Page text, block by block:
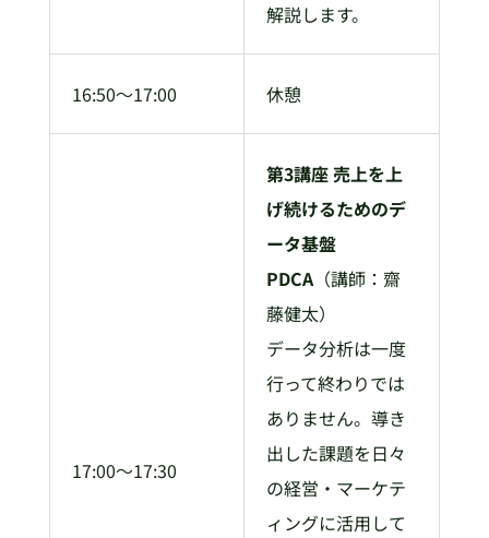
解説します。
16:50～17:00 休憩
17:00～17:30
第3講座 売上を上
げ続けるためのデ
ータ基盤
PDCA（講師：齋
藤健太）
データ分析は一度
行って終わりでは
ありません。導き
出した課題を日々
の経営・マーケテ
ィングに活用して